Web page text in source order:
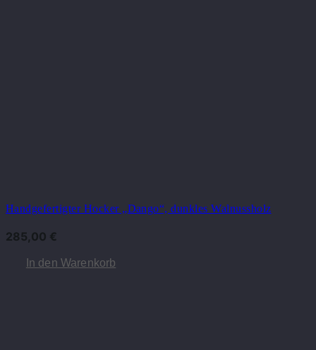
Handgefertigter Hocker „Dango“, dunkles Walnussholz
285,00 €
In den Warenkorb